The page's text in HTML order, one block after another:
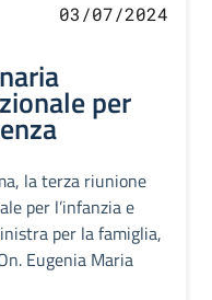
03/07/2024
per
la terza riunione
per l’infanzia e
per la famiglia,
Eugenia Maria